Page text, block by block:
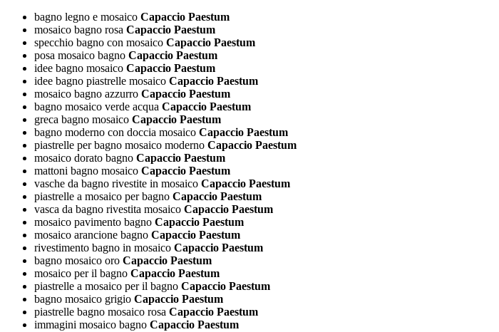
bagno legno e mosaico Capaccio Paestum
mosaico bagno rosa Capaccio Paestum
specchio bagno con mosaico Capaccio Paestum
posa mosaico bagno Capaccio Paestum
idee bagno mosaico Capaccio Paestum
idee bagno piastrelle mosaico Capaccio Paestum
mosaico bagno azzurro Capaccio Paestum
bagno mosaico verde acqua Capaccio Paestum
greca bagno mosaico Capaccio Paestum
bagno moderno con doccia mosaico Capaccio Paestum
piastrelle per bagno mosaico moderno Capaccio Paestum
mosaico dorato bagno Capaccio Paestum
mattoni bagno mosaico Capaccio Paestum
vasche da bagno rivestite in mosaico Capaccio Paestum
piastrelle a mosaico per bagno Capaccio Paestum
vasca da bagno rivestita mosaico Capaccio Paestum
mosaico pavimento bagno Capaccio Paestum
mosaico arancione bagno Capaccio Paestum
rivestimento bagno in mosaico Capaccio Paestum
bagno mosaico oro Capaccio Paestum
mosaico per il bagno Capaccio Paestum
piastrelle a mosaico per il bagno Capaccio Paestum
bagno mosaico grigio Capaccio Paestum
piastrelle bagno mosaico rosa Capaccio Paestum
immagini mosaico bagno Capaccio Paestum